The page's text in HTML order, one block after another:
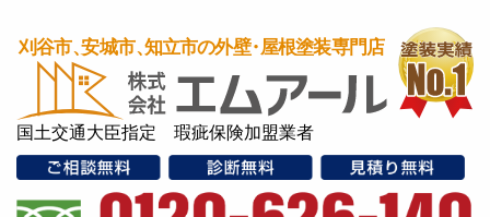
国土交通大臣指定 瑕疵保険加盟業者